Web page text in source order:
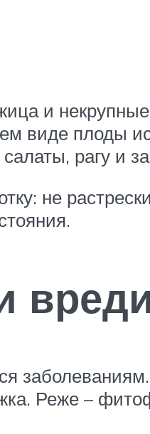
и
виде плоды
рагу и
не
Реже –